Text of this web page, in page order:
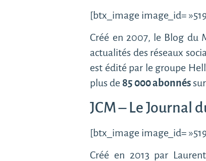
[btx_image image_id=
Créé en 2007, le Blog du
actualités des réseaux
est édité par le groupe
plus de 85 000 abonnés
JCM – Le Journal
[btx_image image_id=
Créé en 2013 par